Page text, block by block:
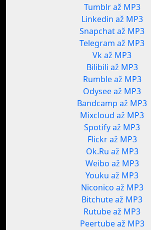
Tumblr až MP3
Linkedin až MP3
Snapchat až MP3
Telegram až MP3
Vk až MP3
Bilibili až MP3
Rumble až MP3
Odysee až MP3
Bandcamp až MP3
Mixcloud až MP3
Spotify až MP3
Flickr až MP3
Ok.Ru až MP3
Weibo až MP3
Youku až MP3
Niconico až MP3
Bitchute až MP3
Rutube až MP3
Peertube až MP3